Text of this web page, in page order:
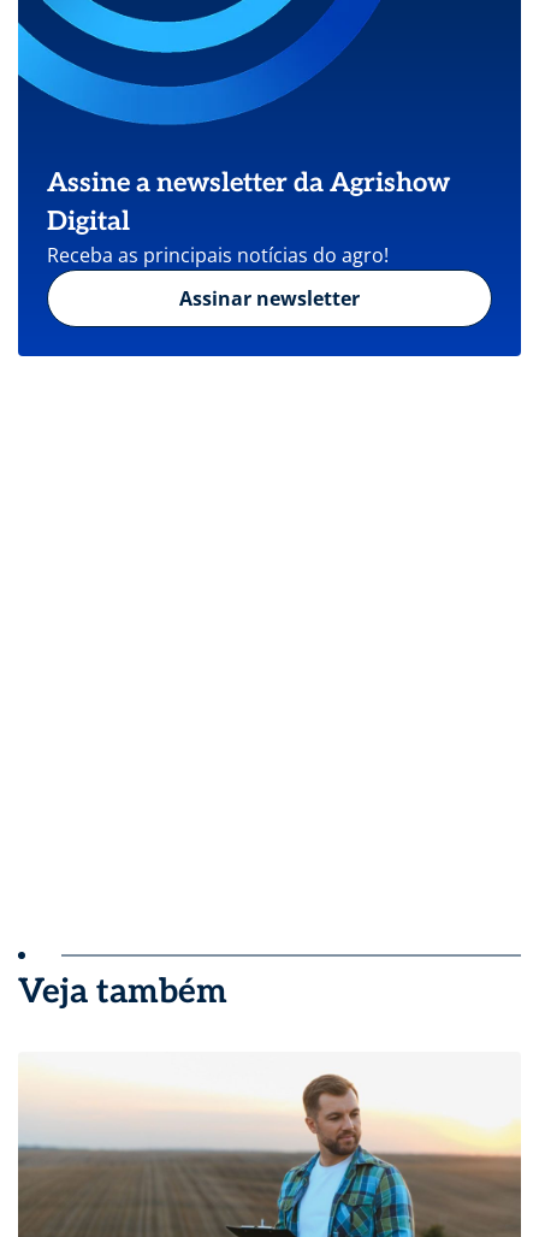
Assine a newsletter da Agrishow
Digital
Receba as principais notícias do agro!
Assinar newsletter
Veja também